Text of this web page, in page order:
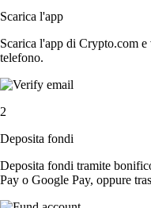
Scarica l'app
Scarica l'app di Crypto.com
telefono.
2
Deposita fondi
Deposita fondi tramite
Pay o Google Pay, oppure